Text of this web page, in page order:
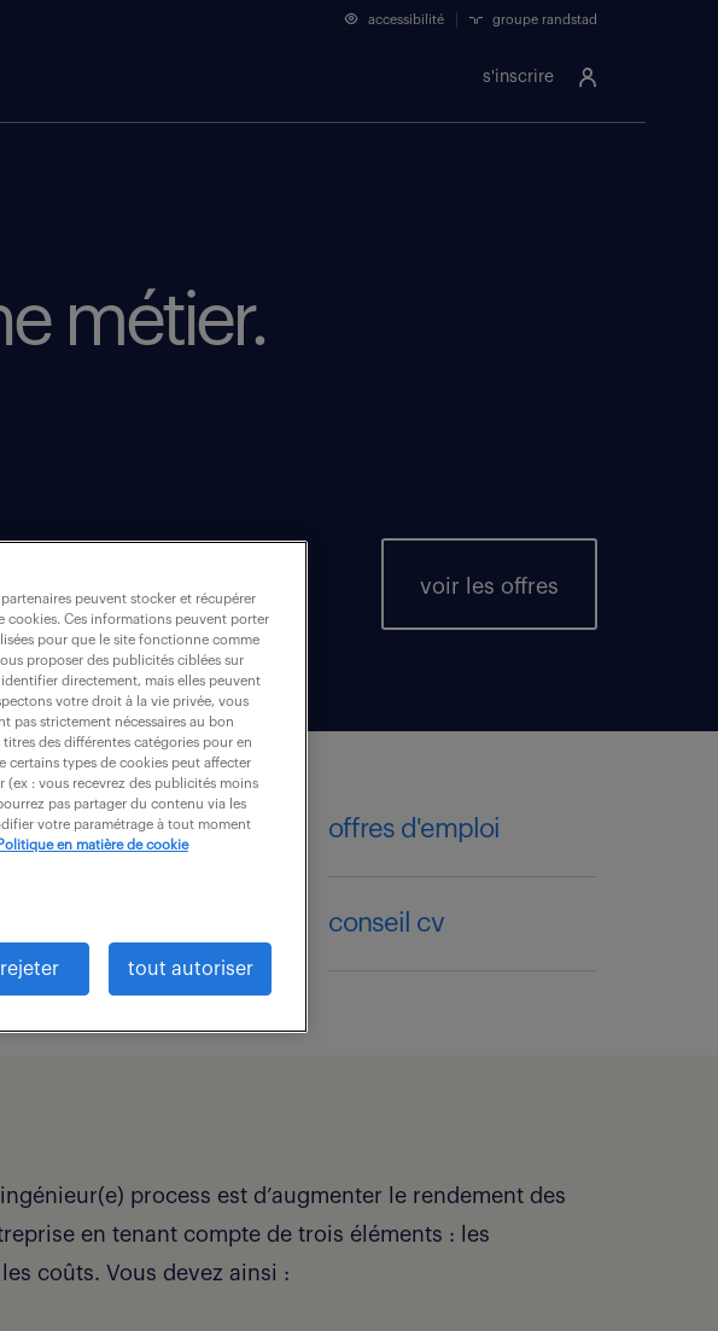
s'inscrire
accessibilité groupe randstad
métier.
voir les offres
formation offres d'emploi
conseil cv
process est d’augmenter le rendement des
en tenant compte de trois éléments : les
coûts. Vous devez ainsi :
peuvent stocker et récupérer
cookies. Ces informations peuvent porter
pour que le site fonctionne comme
proposer des publicités ciblées sur
directement, mais elles peuvent
votre droit à la vie privée, vous
pas strictement nécessaires au bon
des différentes catégories pour en
certains types de cookies peut affecter
: vous recevrez des publicités moins
pas partager du contenu via les
votre paramétrage à tout moment
Politique en matière de cookie
tout autoriser